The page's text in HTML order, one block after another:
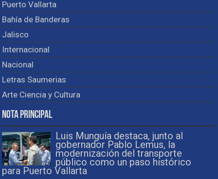
Puerto Vallarta
Bahía de Banderas
Jalisco
Internacional
Nacional
Letras Saumerias
Arte Ciencia y Cultura
Nota Principal
Luis Munguía destaca, junto al
gobernador Pablo Lemus, la
modernización del transporte
público como un paso histórico
para Puerto Vallarta